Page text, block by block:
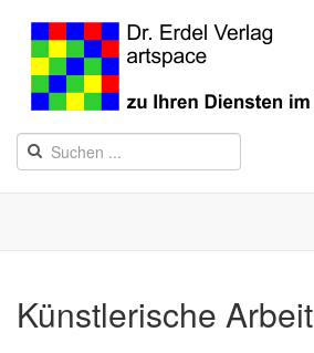
Künstlerische Arbeit